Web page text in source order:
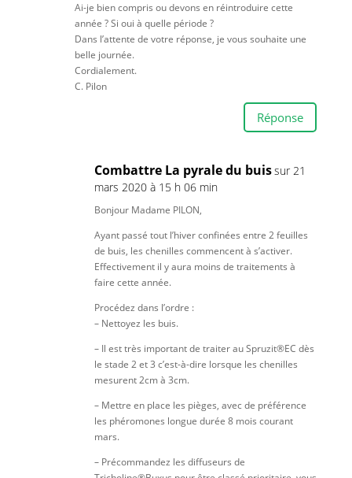
Ai-je bien compris ou devons en réintroduire cette
année ? Si oui à quelle période ?
Dans l’attente de votre réponse, je vous souhaite une
belle journée.
Cordialement.
C. Pilon
Réponse
Combattre La pyrale du buissur 21
mars 2020 à 15 h 06 min
Bonjour Madame PILON,
Ayant passé tout l’hiver confinées entre 2 feuilles
de buis, les chenilles commencent à s’activer.
Effectivement il y aura moins de traitements à
faire cette année.
Procédez dans l’ordre :
– Nettoyez les buis.
– Il est très important de traiter au Spruzit®EC dès
le stade 2 et 3 c’est-à-dire lorsque les chenilles
mesurent 2cm à 3cm.
– Mettre en place les pièges, avec de préférence
les phéromones longue durée 8 mois courant
mars.
– Précommandez les diffuseurs de